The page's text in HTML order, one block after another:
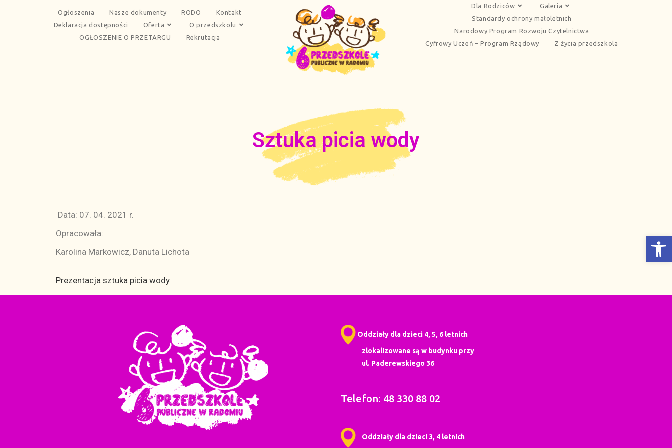
Otwórz Pasek narzędzi
Ogłoszenia Nasze dokumenty RODO
Kontakt
Deklaracja dostępności
Oferta
O przedszkolu
OGŁOSZENIE O PRZETARGU
Rekrutacja
Dla Rodziców
Galeria
Standardy ochrony małoletnich
Narodowy Program Rozwoju Czytelnictwa
Cyfrowy Uczeń – Program Rządowy
Z życia przedszkola
Sztuka picia wody
Data: 07. 04. 2021 r.
Opracowała:
Karolina Markowicz, Danuta Lichota
Prezentacja sztuka picia wody
Oddziały dla dzieci 4, 5, 6 letnich
zlokalizowane są w budynku przy
ul. Paderewskiego 36
Telefon: 48 330 88 02
Oddziały dla dzieci 3, 4 letnich